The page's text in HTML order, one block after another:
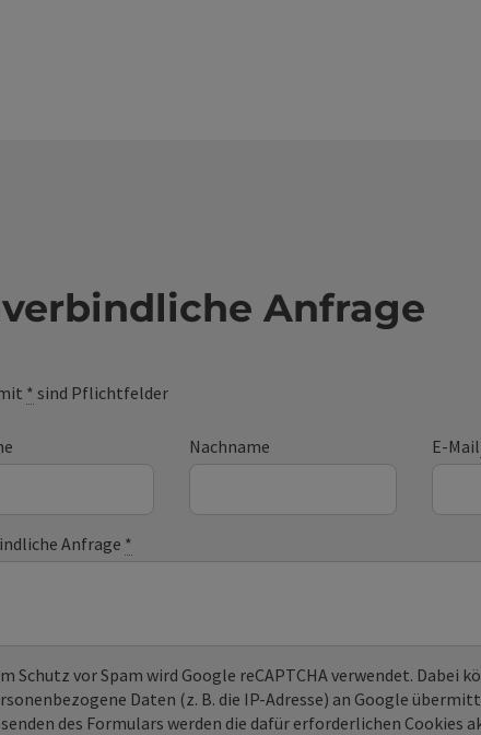
Anfrage
* sind Pflichtfelder
Nachname E-Mail
Anfrage *
Schutz vor Spam wird Google reCAPTCHA verwendet. Dabei
Daten (z. B. die IP-Adresse) an Google
des Formulars werden die dafür erforderlichen Cookies